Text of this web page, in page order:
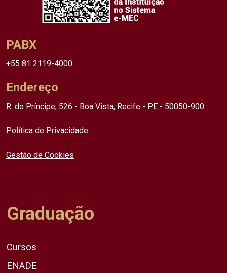
PABX
+55 81 2119-4000
Endereço
R. do Príncipe, 526 - Boa Vista, Recife - PE - 50050-900
Política de Privacidade
Gestão de Cookies
Graduação
Cursos
ENADE